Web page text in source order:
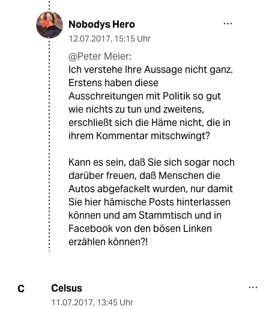
Nobodys Hero
12.07.2017, 15:15 Uhr
@Peter Meier:
Ich verstehe Ihre Aussage nicht ganz.
Erstens haben diese
Ausschreitungen mit Politik so gut
wie nichts zu tun und zweitens,
erschließt sich die Häme nicht, die in
ihrem Kommentar mitschwingt?
Kann es sein, daß Sie sich sogar noch
darüber freuen, daß Menschen die
Autos abgefackelt wurden, nur damit
Sie hier hämische Posts hinterlassen
können und am Stammtisch und in
Facebook von den bösen Linken
erzählen können?!
C Celsus
11.07.2017, 13:45 Uhr